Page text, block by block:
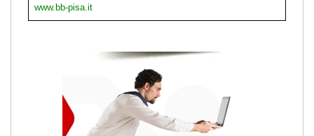
www.bb-pisa.it